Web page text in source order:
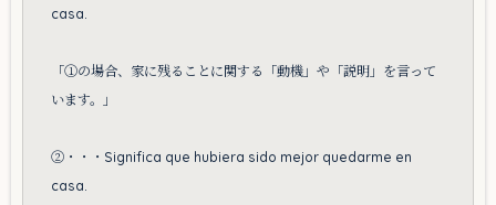
casa.
「①の場合、家に残ることに関する「動機」や「説明」を言って
います。」
②・・・Significa que hubiera sido mejor quedarme en
casa.